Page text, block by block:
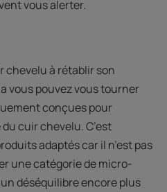
vous alerter.
chevelu à rétablir son
vous pouvez vous tourner
conçues pour
cuir chevelu. C’est
adaptés car il n’est pas
une catégorie de micro-
déséquilibre encore plus